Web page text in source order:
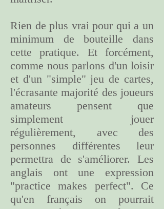
Rien de plus vrai pour qui a un
minimum de bouteille dans
cette pratique. Et forcément,
comme nous parlons d'un loisir
et d'un "simple" jeu de cartes,
l'écrasante majorité des joueurs
amateurs pensent que
simplement jouer
régulièrement, avec des
personnes différentes leur
permettra de s'améliorer. Les
anglais ont une expression
"practice makes perfect". Ce
qu'en français on pourrait